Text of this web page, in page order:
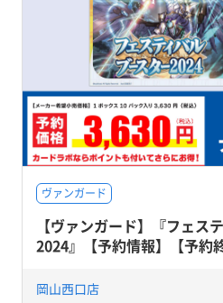
ヴァンガード
【ヴァンガード】『フェス
2024』【予約情報】【予約
岡山西口店